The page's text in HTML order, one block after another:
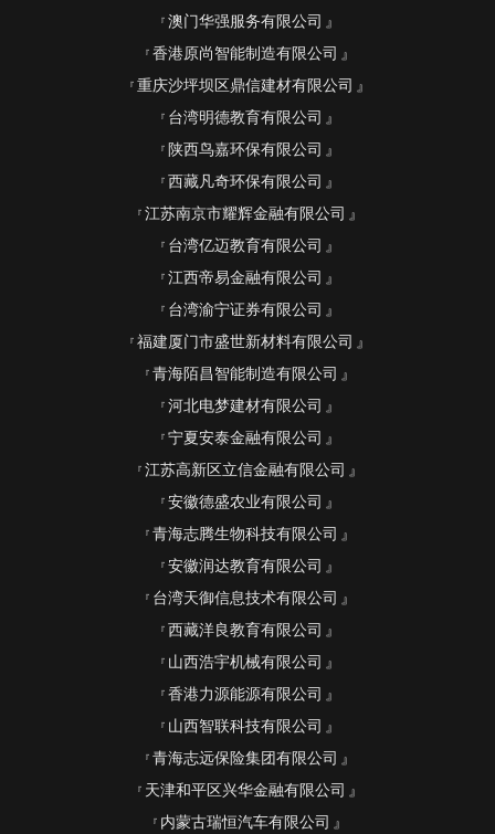
澳门华强服务有限公司
香港原尚智能制造有限公司
重庆沙坪坝区鼎信建材有限公司
台湾明德教育有限公司
陕西鸟嘉环保有限公司
西藏凡奇环保有限公司
江苏南京市耀辉金融有限公司
台湾亿迈教育有限公司
江西帝易金融有限公司
台湾渝宁证券有限公司
福建厦门市盛世新材料有限公司
青海陌昌智能制造有限公司
河北电梦建材有限公司
宁夏安泰金融有限公司
江苏高新区立信金融有限公司
安徽德盛农业有限公司
青海志腾生物科技有限公司
安徽润达教育有限公司
台湾天御信息技术有限公司
西藏洋良教育有限公司
山西浩宇机械有限公司
香港力源能源有限公司
山西智联科技有限公司
青海志远保险集团有限公司
天津和平区兴华金融有限公司
内蒙古瑞恒汽车有限公司